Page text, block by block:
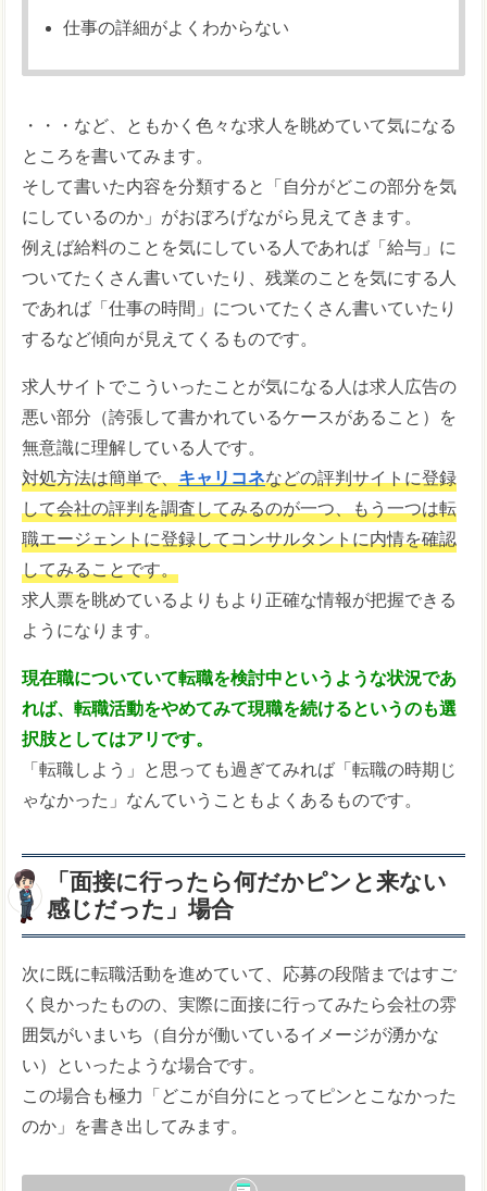
仕事の詳細がよくわからない
・・・など、ともかく色々な求人を眺めていて気になる
ところを書いてみます。
そして書いた内容を分類すると「自分がどこの部分を気
にしているのか」がおぼろげながら見えてきます。
例えば給料のことを気にしている人であれば「給与」に
ついてたくさん書いていたり、残業のことを気にする人
であれば「仕事の時間」についてたくさん書いていたり
するなど傾向が見えてくるものです。
求人サイトでこういったことが気になる人は求人広告の
悪い部分（誇張して書かれているケースがあること）を
無意識に理解している人です。
対処方法は簡単で、 キャリコネなどの評判サイトに登録
して会社の評判を調査してみるのが一つ、もう一つは転
職エージェントに登録してコンサルタントに内情を確認
してみることです。
求人票を眺めているよりもより正確な情報が把握できる
ようになります。
現在職についていて転職を検討中というような状況であ
れば、転職活動をやめてみて現職を続けるというのも選
択肢としてはアリです。
「転職しよう」と思っても過ぎてみれば「転職の時期じ
ゃなかった」なんていうこともよくあるものです。
「面接に行ったら何だかピンと来ない
感じだった」場合
次に既に転職活動を進めていて、応募の段階まではすご
く良かったものの、実際に面接に行ってみたら会社の雰
囲気がいまいち（自分が働いているイメージが湧かな
い）といったような場合です。
この場合も極力「どこが自分にとってピンとこなかった
のか」を書き出してみます。